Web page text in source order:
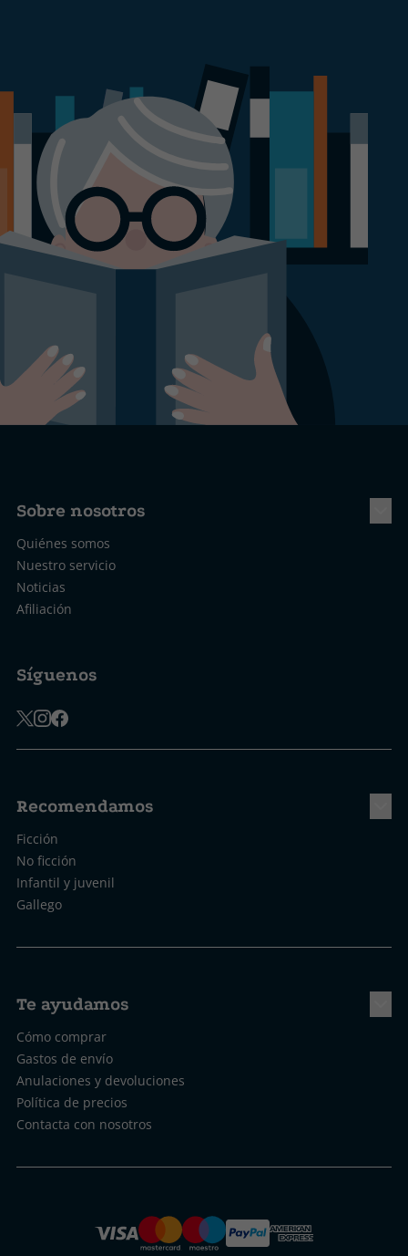
Sobre nosotros
Quiénes somos
Nuestro servicio
Noticias
Afiliación
Síguenos
Recomendamos
Ficción
No ficción
Infantil y juvenil
Gallego
Te ayudamos
Cómo comprar
Gastos de envío
Anulaciones y devoluciones
Política de precios
Contacta con nosotros